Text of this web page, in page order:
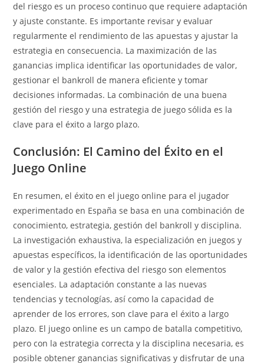
del riesgo es un proceso continuo que requiere adaptación
y ajuste constante. Es importante revisar y evaluar
regularmente el rendimiento de las apuestas y ajustar la
estrategia en consecuencia. La maximización de las
ganancias implica identificar las oportunidades de valor,
gestionar el bankroll de manera eficiente y tomar
decisiones informadas. La combinación de una buena
gestión del riesgo y una estrategia de juego sólida es la
clave para el éxito a largo plazo.
Conclusión: El Camino del Éxito en el
Juego Online
En resumen, el éxito en el juego online para el jugador
experimentado en España se basa en una combinación de
conocimiento, estrategia, gestión del bankroll y disciplina.
La investigación exhaustiva, la especialización en juegos y
apuestas específicos, la identificación de las oportunidades
de valor y la gestión efectiva del riesgo son elementos
esenciales. La adaptación constante a las nuevas
tendencias y tecnologías, así como la capacidad de
aprender de los errores, son clave para el éxito a largo
plazo. El juego online es un campo de batalla competitivo,
pero con la estrategia correcta y la disciplina necesaria, es
posible obtener ganancias significativas y disfrutar de una